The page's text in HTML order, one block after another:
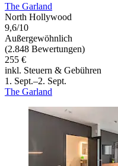
The Garland
North Hollywood
9,6/10
Außergewöhnlich
(2.848 Bewertungen)
255 €
inkl. Steuern & Gebühren
1. Sept.–2. Sept.
The Garland